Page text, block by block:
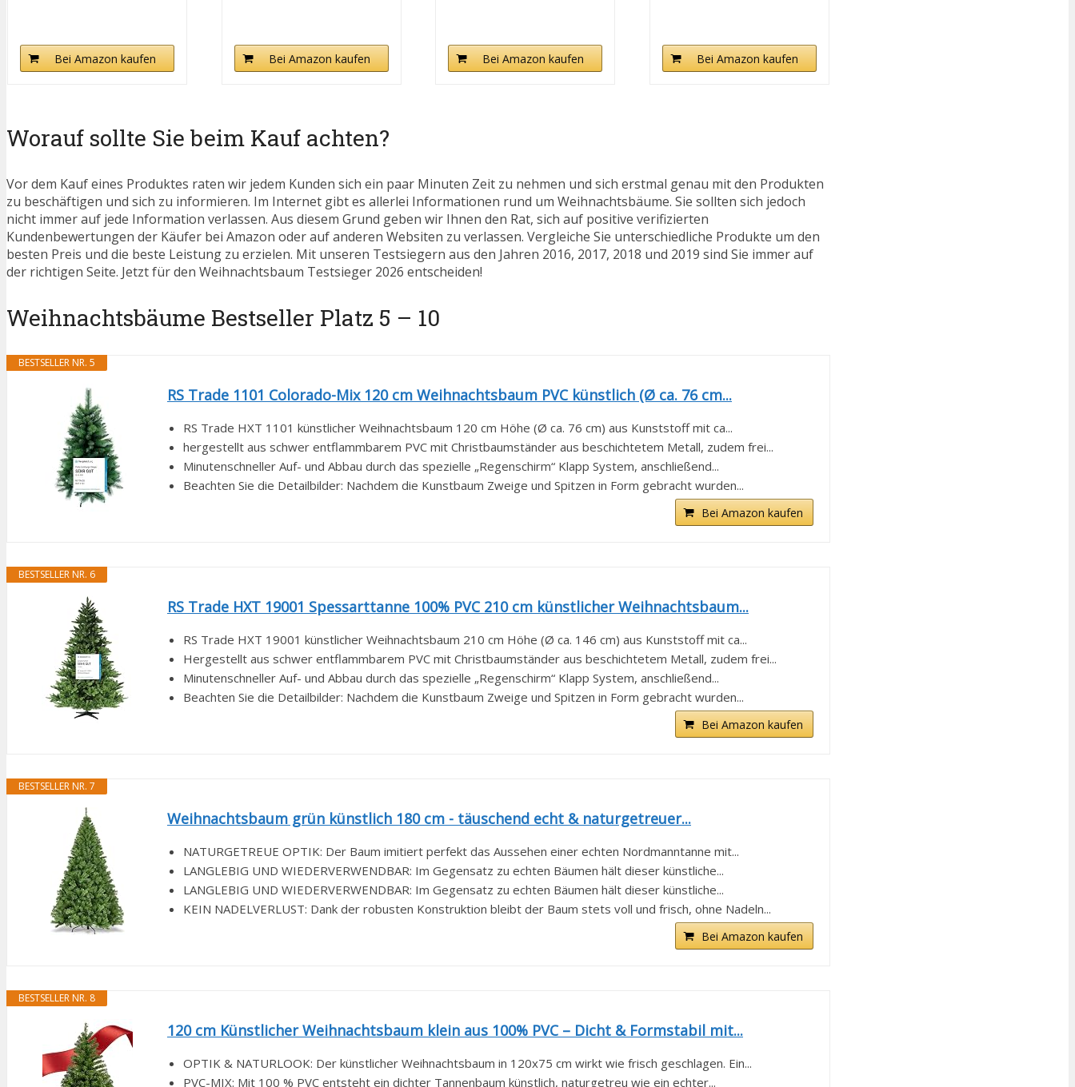
Bei Amazon kaufen Bei Amazon kaufen Bei Amazon kaufen Bei Amazon kaufen
Worauf sollte Sie beim Kauf achten?
Vor dem Kauf eines Produktes raten wir jedem Kunden sich ein paar Minuten Zeit zu nehmen und sich erstmal genau mit den Produkten
zu beschäftigen und sich zu informieren. Im Internet gibt es allerlei Informationen rund um Weihnachtsbäume. Sie sollten sich jedoch
nicht immer auf jede Information verlassen. Aus diesem Grund geben wir Ihnen den Rat, sich auf positive verifizierten
Kundenbewertungen der Käufer bei Amazon oder auf anderen Websiten zu verlassen. Vergleiche Sie unterschiedliche Produkte um den
besten Preis und die beste Leistung zu erzielen. Mit unseren Testsiegern aus den Jahren 2016, 2017, 2018 und 2019 sind Sie immer auf
der richtigen Seite. Jetzt für den Weihnachtsbaum Testsieger 2026 entscheiden!
Weihnachtsbäume Bestseller Platz 5 – 10
BESTSELLER NR. 5
RS Trade 1101 Colorado-Mix 120 cm Weihnachtsbaum PVC künstlich (Ø ca. 76 cm...
RS Trade HXT 1101 künstlicher Weihnachtsbaum 120 cm Höhe (Ø ca. 76 cm) aus Kunststoff mit ca...
hergestellt aus schwer entflammbarem PVC mit Christbaumständer aus beschichtetem Metall, zudem frei...
Minutenschneller Auf- und Abbau durch das spezielle „Regenschirm“ Klapp System, anschließend...
Beachten Sie die Detailbilder: Nachdem die Kunstbaum Zweige und Spitzen in Form gebracht wurden...
Bei Amazon kaufen
BESTSELLER NR. 6
RS Trade HXT 19001 Spessarttanne 100% PVC 210 cm künstlicher Weihnachtsbaum...
RS Trade HXT 19001 künstlicher Weihnachtsbaum 210 cm Höhe (Ø ca. 146 cm) aus Kunststoff mit ca...
Hergestellt aus schwer entflammbarem PVC mit Christbaumständer aus beschichtetem Metall, zudem frei...
Minutenschneller Auf- und Abbau durch das spezielle „Regenschirm“ Klapp System, anschließend...
Beachten Sie die Detailbilder: Nachdem die Kunstbaum Zweige und Spitzen in Form gebracht wurden...
Bei Amazon kaufen
BESTSELLER NR. 7
Weihnachtsbaum grün künstlich 180 cm - täuschend echt & naturgetreuer...
NATURGETREUE OPTIK: Der Baum imitiert perfekt das Aussehen einer echten Nordmanntanne mit...
LANGLEBIG UND WIEDERVERWENDBAR: Im Gegensatz zu echten Bäumen hält dieser künstliche...
LANGLEBIG UND WIEDERVERWENDBAR: Im Gegensatz zu echten Bäumen hält dieser künstliche...
KEIN NADELVERLUST: Dank der robusten Konstruktion bleibt der Baum stets voll und frisch, ohne Nadeln...
Bei Amazon kaufen
BESTSELLER NR. 8
120 cm Künstlicher Weihnachtsbaum klein aus 100% PVC – Dicht & Formstabil mit...
OPTIK & NATURLOOK: Der künstlicher Weihnachtsbaum in 120x75 cm wirkt wie frisch geschlagen. Ein...
PVC-MIX: Mit 100 % PVC entsteht ein dichter Tannenbaum künstlich, naturgetreu wie ein echter...